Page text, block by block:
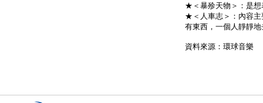
★＜暴殄天物＞：是想
★＜人車志＞：內容主
有東西，一個人靜靜
資料來源：環球音樂